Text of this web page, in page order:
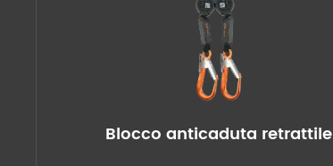
Blocco anticaduta retrattile